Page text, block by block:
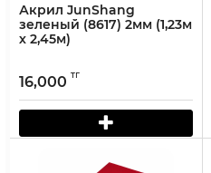
Акрил JunShang
зеленый (8617) 2мм (1,23м
х 2,45м)
16,000 тг